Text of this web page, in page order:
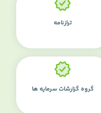
ترازنامه
گروه گزارشات سرمایه ها